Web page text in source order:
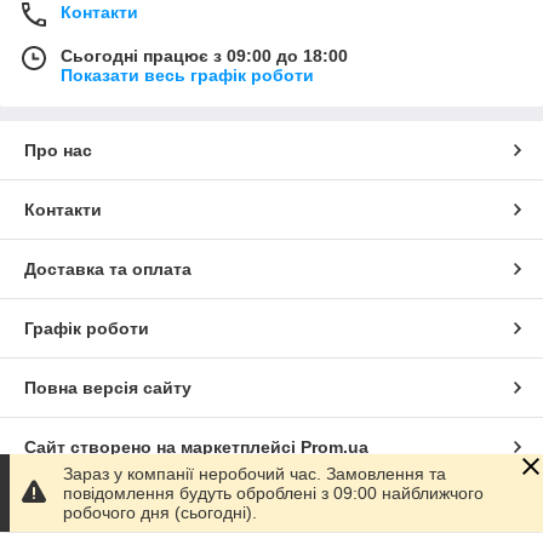
Контакти
Сьогодні працює з 09:00 до 18:00
Показати весь графік роботи
Про нас
Контакти
Доставка та оплата
Графік роботи
Повна версія сайту
Сайт створено на маркетплейсі Prom.ua
Політика конфіденційності
Зараз у компанії неробочий час. Замовлення та
повідомлення будуть оброблені з 09:00 найближчого
робочого дня (сьогодні).